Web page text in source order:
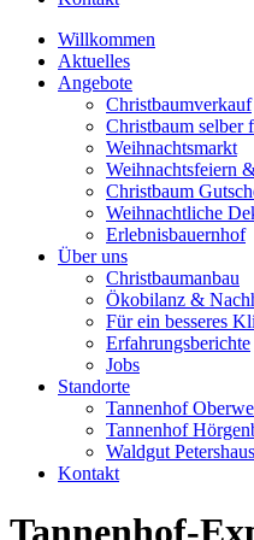
Willkommen
Aktuelles
Angebote
Christbaumverkauf
Christbaum selber
Weihnachtsmarkt
Weihnachtsfeiern
Christbaum
Weihnachtliche
Erlebnisbauernhof
Über uns
Christbaumanbau
Ökobilanz &
Für ein besseres
Erfahrungsberichte
Jobs
Standorte
Tannenhof
Tannenhof
Waldgut
Kontakt